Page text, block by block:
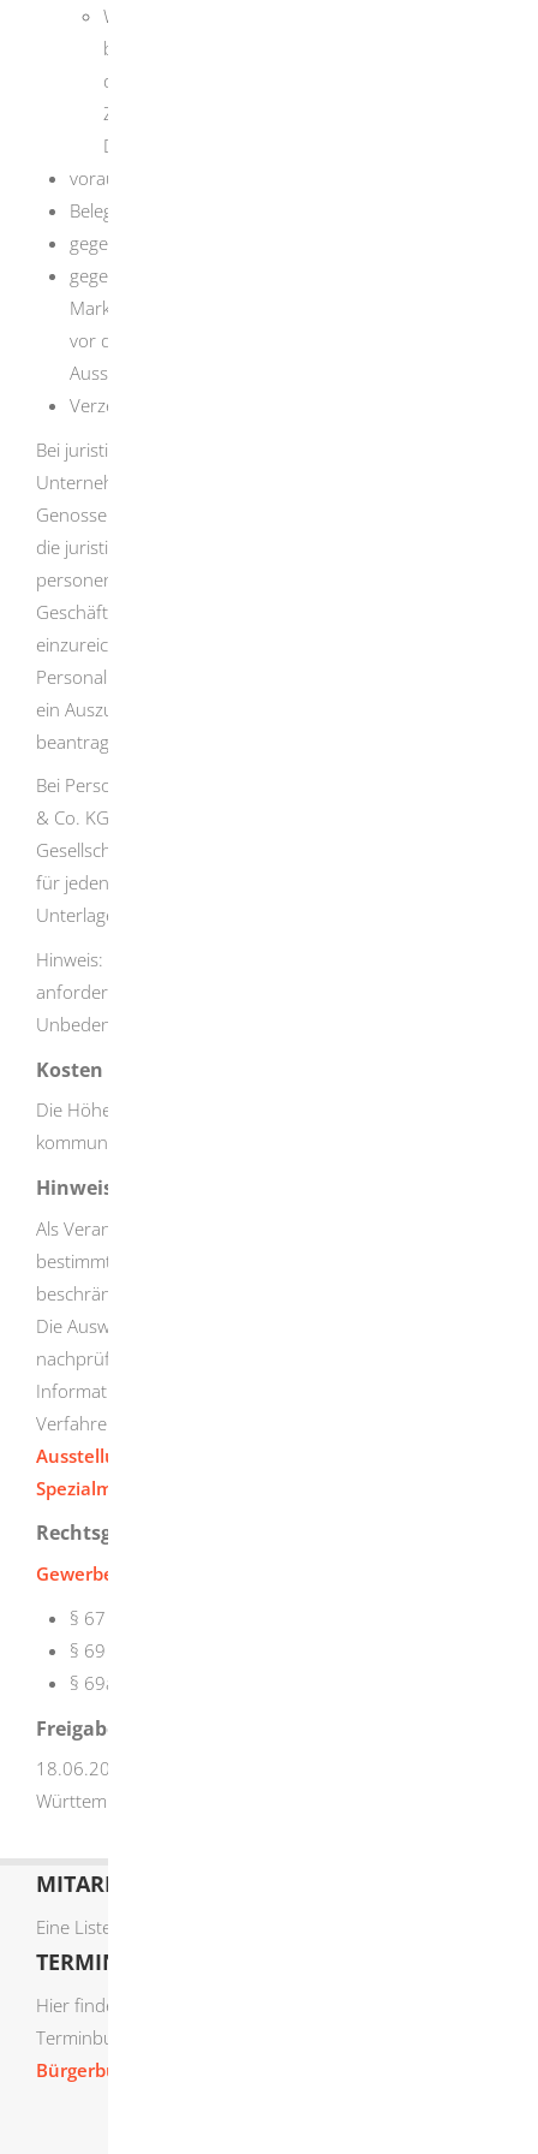
Wenn Sie Ihren Wohnsitz im Ausland haben,
benötigen Sie Dokumente aus Ihrem Heimatland,
die nachweisen, dass Sie die persönliche
Zuverlässigkeit zur Ausübung der gewünschten
Dienstleistung besitzen.
voraussichtliche Teilnehmerliste
Belegungsplan der vorgesehenen Flächen
gegebenenfalls Teilnahmebedingungen
gegebenenfalls Nachweis über die öffentliche
Marktausschreibung (Text und Erscheinungsort der
vor der Antragstellung durchgeführten
Ausschreibung)
Verzeichnis über die Art der anzubietenden Waren
Bei juristischen Personen (GmbH,
Unternehmensgesellschaften, AG, eingetragene
Genossenschaften) ist das Antragsformular lediglich für
die juristische Person selbst auszufüllen. Alle
personenbezogenen Unterlagen sind für alle zur
Geschäftsführung berechtigten natürlichen Personen
einzureichen, zum Beispiel Führungszeugnis,
Personalpapiere. Für die juristische Person ist außerdem
ein Auszug aus dem Gewerbezentralregister zu
beantragen.
Bei Personengesellschaften (GbR, KG, OHG, PartG, GmbH
& Co. KG), ist für jeden geschäftsführenden
Gesellschafter die Zuverlässigkeit zu überprüfen, sodass
für jeden ein Antragsformular und sämtliche persönliche
Unterlagen nötig sind.
Hinweis: Die Behörde kann weitere Unterlagen
anfordern, z.B. eine steuerliche
Unbedenklichkeitsbescheinigung.
Kosten
Die Höhe der Gebühren richtet sich nach der
kommunalen Gebührensatzung.
Hinweise
Als Veranstalter können Sie den Wochenmarkt auf
bestimmte Anbieter- oder Besuchergruppen
beschränken oder einzelne Interessenten ausschließen.
Die Auswahl unter den Bewerbern muss nach sachlichen,
nachprüfbaren Auswahlkriterien erfolgen. Weitere
Informationen zu diesem Thema finden Sie in der
Verfahrensbeschreibung "
Ausstellungen, Großmärkten, Wochenmärkten,
Spezialmärkten und Jahrmärkten
Rechtsgrundlage
Gewerbeordnung (GewO)
§ 67 Wochenmarkt
§ 69 Festsetzung
§ 69a Ablehnung der Festsetzung
Freigabevermerk
18.06.2024 Finanz- und Wirtschaftsministerium Baden-
Württemberg
MITARBEITERLISTE
Eine Liste der Mitarbeiter von A-Z finden Sie
TERMIN ONLINE BUCHEN
Hier finden Sie die verfügbaren Sachgebiete zur Online-
Terminbuchung:
Bürgerbüro Termine online buchen